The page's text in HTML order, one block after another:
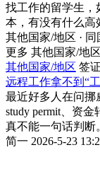
找工作的留学生，
本，有没有什么高
其他国家/地区 · 同
更多 其他国家/地
其他国家/地区 签
远程工作拿不到“
最近好多人在问挪
study permit、资
真不能一句话判断
简一 2026-5-23